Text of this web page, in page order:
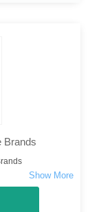
Brands